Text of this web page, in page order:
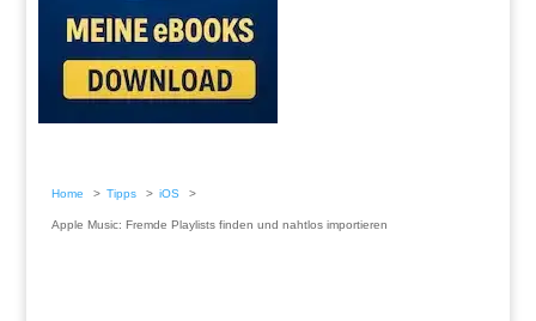
Home Tipps iOS
Apple Music: Fremde Playlists finden und nahtlos importieren